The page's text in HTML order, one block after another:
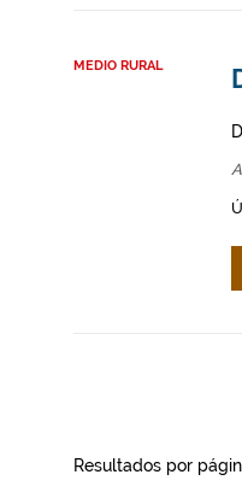
MEDIO RURAL
Resultados por